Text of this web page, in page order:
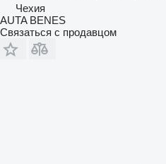
Чехия
AUTA BENES
Связаться с продавцом